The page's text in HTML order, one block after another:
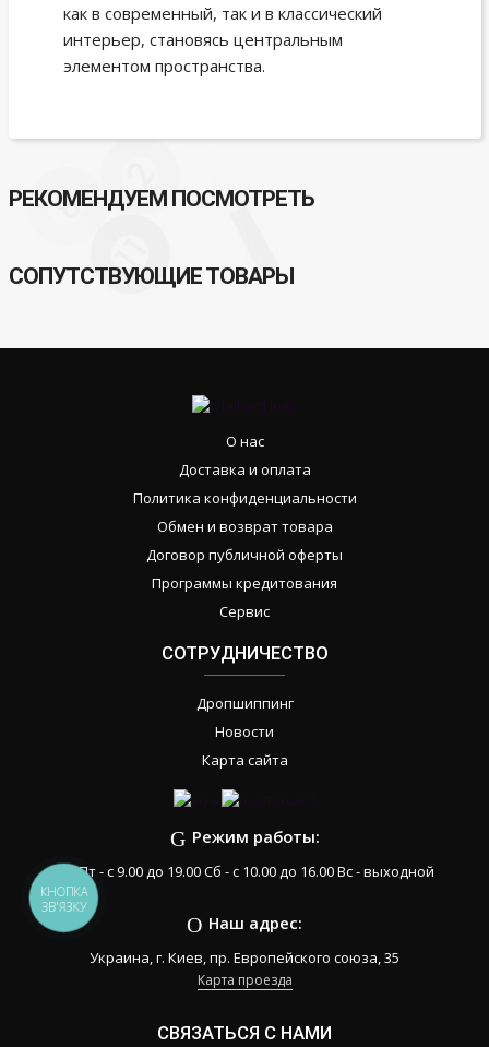
как в современный, так и в классический
интерьер, становясь центральным
элементом пространства.
РЕКОМЕНДУЕМ ПОСМОТРЕТЬ
СОПУТСТВУЮЩИЕ ТОВАРЫ
О нас
Доставка и оплата
Политика конфиденциальности
Обмен и возврат товара
Договор публичной оферты
Программы кредитования
Сервис
СОТРУДНИЧЕСТВО
Дропшиппинг
Новости
Карта сайта
Режим работы:
Пн-Пт - с 9.00 до 19.00 Сб - с 10.00 до 16.00 Вс - выходной
Наш адрес:
Украина, г. Киев, пр. Европейского союза, 35
Карта проезда
СВЯЗАТЬСЯ С НАМИ
КНОПКА
ЗВ'ЯЗКУ